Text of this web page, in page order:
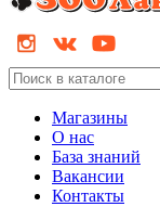
Магазины
О нас
База знаний
Вакансии
Контакты